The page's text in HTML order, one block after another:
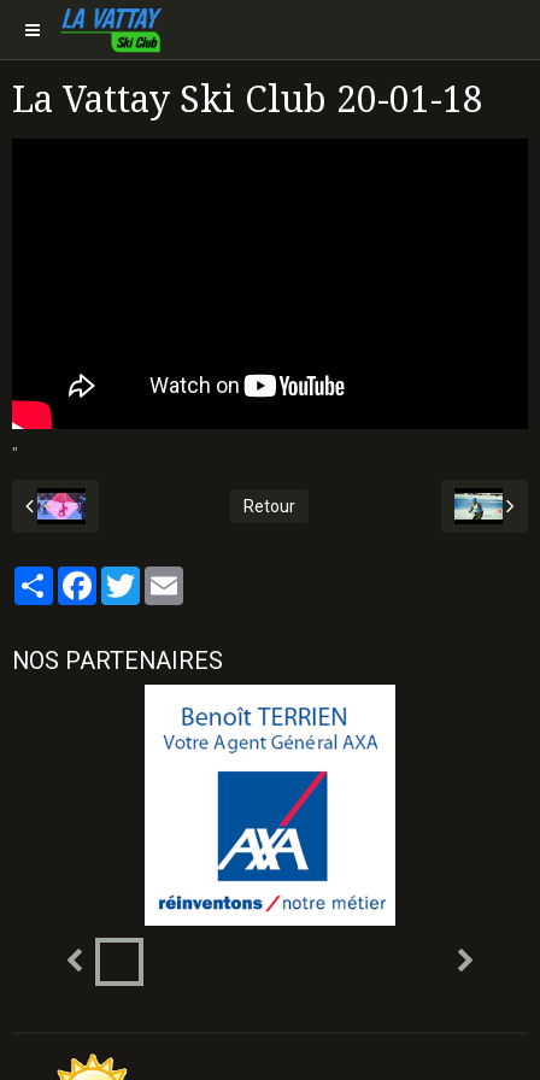
La Vattay Ski Club 20-01-18
"
Retour
PartagerFacebook
Twitter
NOS PARTENAIRES